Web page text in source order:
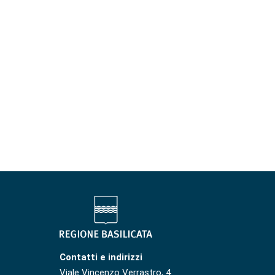
Contatti e indirizzi
Viale Vincenzo Verrastro, 4